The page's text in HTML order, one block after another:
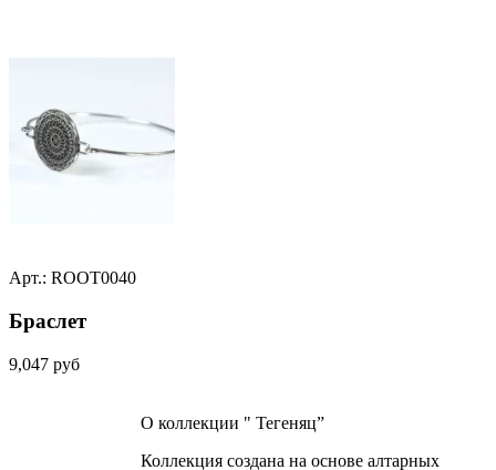
Арт.: ROOT0040
Браслет
9,047 руб
О коллекции " Тегеняц”
Коллекция создана на основе алтарных